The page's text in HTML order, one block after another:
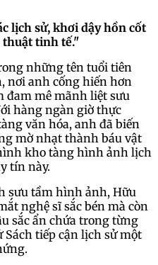
lịch sử, khơi dậy hồn cốt
thuật tinh tế."
những tên tuổi tiên
nơi anh cống hiến hơn
đam mê mãnh liệt sưu
hàng ngàn giờ thực
văn hóa, anh đã biến
mờ nhạt thành báu vật
kho tàng hình ảnh lịch
tín này.
sưu tầm hình ảnh, Hữu
nghệ sĩ sắc bén mà còn
sắc ẩn chứa trong từng
tiếp cận lịch sử một